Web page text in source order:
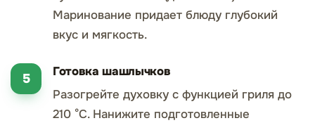
Маринование придает блюду глубокий
вкус и мягкость.
Готовка шашлычков
Разогрейте духовку с функцией гриля до
210 °С. Нанижите подготовленные